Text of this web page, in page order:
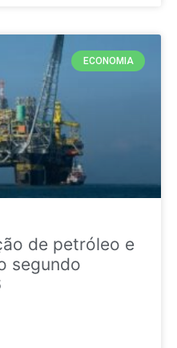
ECONOMIA
de petróleo e
segundo